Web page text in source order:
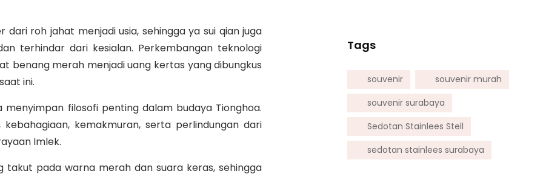
roh jahat menjadi usia, sehingga ya sui qian juga
terhindar dari kesialan. Perkembangan teknologi
benang merah menjadi uang kertas yang dibungkus
ini.
filosofi penting dalam budaya Tionghoa.
kemakmuran, serta perlindungan dari
Imlek.
takut pada warna merah dan suara keras, sehingga
Tags
souvenir
souvenir murah
souvenir surabaya
Sedotan Stainlees Stell
sedotan stainlees surabaya